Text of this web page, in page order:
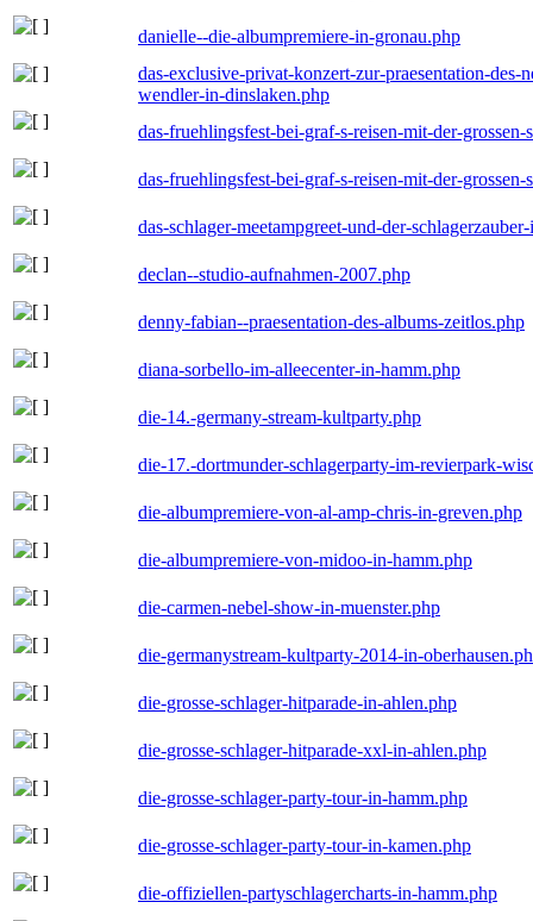
danielle--die-albumpremiere-in-gronau.php
das-exclusive-privat-konzert-zur-praesentation-
wendler-in-dinslaken.php
das-fruehlingsfest-bei-graf-s-reisen-mit-der-
das-fruehlingsfest-bei-graf-s-reisen-mit-der-
das-schlager-meetampgreet-und-der-
declan--studio-aufnahmen-2007.php
denny-fabian--praesentation-des-albums-zeitlos.php
diana-sorbello-im-alleecenter-in-hamm.php
die-14.-germany-stream-kultparty.php
die-17.-dortmunder-schlagerparty-im-revierpark-
die-albumpremiere-von-al-amp-chris-in-greven.php
die-albumpremiere-von-midoo-in-hamm.php
die-carmen-nebel-show-in-muenster.php
die-germanystream-kultparty-2014-in-
die-grosse-schlager-hitparade-in-ahlen.php
die-grosse-schlager-hitparade-xxl-in-ahlen.php
die-grosse-schlager-party-tour-in-hamm.php
die-grosse-schlager-party-tour-in-kamen.php
die-offiziellen-partyschlagercharts-in-hamm.php